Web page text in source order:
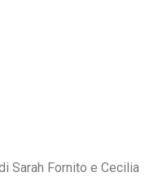
Sarah Fornito e Cecilia